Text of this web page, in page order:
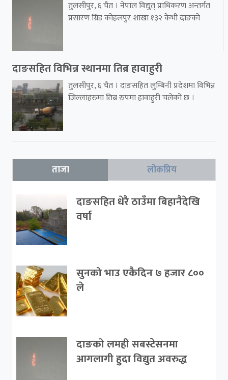
तुलसीपुर, ६ चैत । नेपाल विद्युत् प्राधिकरण अन्तर्गत
प्रसारण ग्रिड कोहलपुर शाखा १३२ केभी दाङको
दाङसहित विभिन्न स्थानमा तिब्र हावाहुरी
तुलसीपुर, ६ चैत । दाङसहित लुम्बिनी प्रदेशमा विभिन्न
जिल्लाहरुमा तिब्र रुपमा हावाहुरी चलेको छ ।
ताजा लोकप्रिय
दाङसहित धेरै ठाउँमा बिहानैदेखि
वर्षा
सुनको भाउ एकैदिन ७ हजार ८००
ले
दाङको लमही सबस्टेसनमा
आगलागी हुदा विद्युत अवरुद्ध